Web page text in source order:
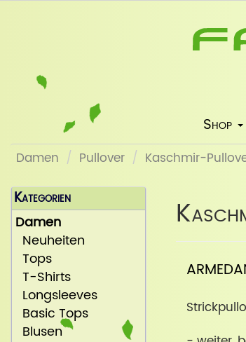
Shop
Damen Pullover Kaschmir-
Kategorien
Damen
Neuheiten
Tops
T-Shirts
Longsleeves
Basic Tops
Blusen